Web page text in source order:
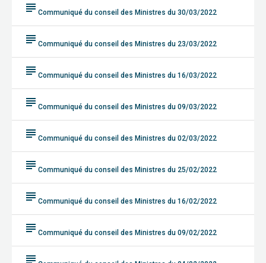
subject Communiqué du conseil des Ministres du 30/03/2022
subject Communiqué du conseil des Ministres du 23/03/2022
subject Communiqué du conseil des Ministres du 16/03/2022
subject Communiqué du conseil des Ministres du 09/03/2022
subject Communiqué du conseil des Ministres du 02/03/2022
subject Communiqué du conseil des Ministres du 25/02/2022
subject Communiqué du conseil des Ministres du 16/02/2022
subject Communiqué du conseil des Ministres du 09/02/2022
subject